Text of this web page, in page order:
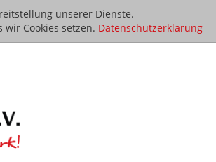
unserer Dienste.
Cookies setzen. Datenschutzerklärung